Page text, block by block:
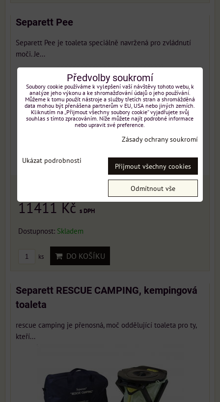
Separett Pee
Separett Pee je toaleta speciálně navržená pro zvládnutí
moči. Je...
11411 Kčs DPH
Dostupnost: Skladem
ks DO KOŠÍKU
Separett RESCUE CAMPING, kempingová
toaleta
rescue camping je přenosná, moč oddělující toaleta pro ty,
kteří...
Předvolby soukromí
Soubory cookie používáme k vylepšení vaší návštěvy tohoto webu, k
analýze jeho výkonu a ke shromažďování údajů o jeho používání.
Můžeme k tomu použít nástroje a služby třetích stran a shromážděná
data mohou být přenášena partnerům v EU, USA nebo jiných zemích.
Kliknutím na „Přijmout všechny soubory cookie“ vyjadřujete svůj
souhlas s tímto zpracováním. Níže můžete najít podrobné informace
nebo upravit své preference.
Zásady ochrany soukromí
Ukázat podrobnosti
Přijmout všechny cookies
Odmítnout vše